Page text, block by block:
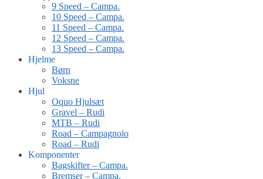
9 Speed – Campa.
10 Speed – Campa.
11 Speed – Campa.
12 Speed – Campa.
13 Speed – Campa.
Hjelme
Børn
Voksne
Hjul
Oquo Hjulsæt
Gravel – Rudi
MTB – Rudi
Road – Campagnolo
Road – Rudi
Komponenter
Bagskifter – Campa.
Bremser – Campa.